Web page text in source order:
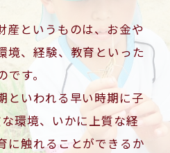
産というものは、お金や
境、経験、教育といった
です。
といわれる早い時期に子
環境、 いかに上質な経
に触れることができるか